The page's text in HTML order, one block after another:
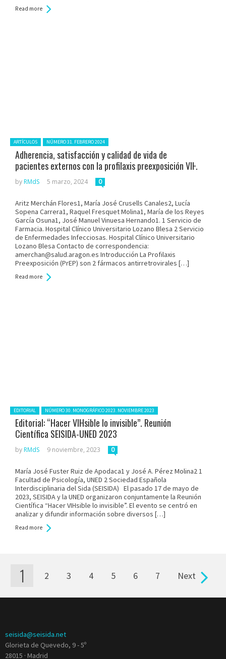
Read more
Posted in:
ARTÍCULOS NÚMERO 31. FEBRERO 2024
Adherencia, satisfacción y calidad de vida de
pacientes externos con la profilaxis preexposición VIH
by RMdS 5 marzo, 2024 0
Aritz Merchán Flores1, María José Crusells Canales2, Lucía
Sopena Carrera1, Raquel Fresquet Molina1, María de los Reyes
García Osuna1, José Manuel Vinuesa Hernando1. 1 Servicio de
Farmacia. Hospital Clínico Universitario Lozano Blesa 2 Servicio
de Enfermedades Infecciosas. Hospital Clínico Universitario
Lozano Blesa Contacto de correspondencia:
amerchan@salud.aragon.es Introducción La Profilaxis
Preexposición (PrEP) son 2 fármacos antirretrovirales […]
Read more
Posted in:
EDITORIAL NÚMERO 30. MONOGRÁFICO 2023. NOVIEMBRE 2023
Editorial: “Hacer VIHsible lo invisible”. Reunión
Científica SEISIDA-UNED 2023
by RMdS 9 noviembre, 2023 0
María José Fuster Ruiz de Apodaca1 y José A. Pérez Molina2 1
Facultad de Psicología, UNED 2 Sociedad Española
Interdisciplinaria del Sida (SEISIDA) El pasado 17 de mayo de
2023, SEISIDA y la UNED organizaron conjuntamente la Reunión
Científica “Hacer VIHsible lo invisible”. El evento se centró en
analizar y difundir información sobre diversos […]
Read more
Pages1 2 3 4 5 6 7 Next
seisida@seisida.net
Glorieta de Quevedo, 9 - 5º
28015 · Madrid